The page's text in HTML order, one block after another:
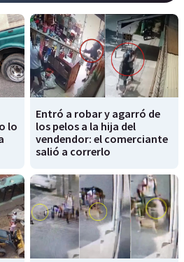
lo
Entró a robar y agarró de
los pelos a la hija del
vendendor: el comerciante
salió a correrlo